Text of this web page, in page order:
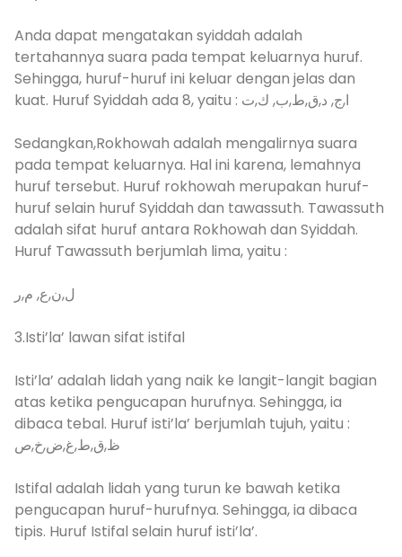
Anda dapat mengatakan syiddah adalah
tertahannya suara pada tempat keluarnya huruf.
Sehingga, huruf-huruf ini keluar dengan jelas dan
kuat. Huruf Syiddah ada 8, yaitu : ا,ج, د,ق,ط,ب, ك,ت
Sedangkan,Rokhowah adalah mengalirnya suara
pada tempat keluarnya. Hal ini karena, lemahnya
huruf tersebut. Huruf rokhowah merupakan huruf-
huruf selain huruf Syiddah dan tawassuth. Tawassuth
adalah sifat huruf antara Rokhowah dan Syiddah.
Huruf Tawassuth berjumlah lima, yaitu :
ل,ن,ع, م,ر
3.Isti’la’ lawan sifat istifal
Isti’la’ adalah lidah yang naik ke langit-langit bagian
atas ketika pengucapan hurufnya. Sehingga, ia
dibaca tebal. Huruf isti’la’ berjumlah tujuh, yaitu :
ظ,ق,ط,غ,ض,خ,ص
Istifal adalah lidah yang turun ke bawah ketika
pengucapan huruf-hurufnya. Sehingga, ia dibaca
tipis. Huruf Istifal selain huruf isti’la’.